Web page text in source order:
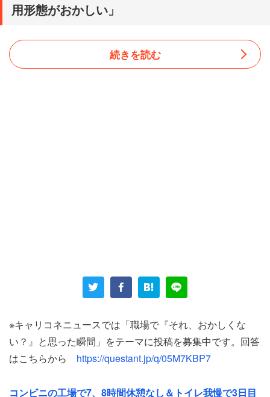
用形態がおかしい」
いう理由で契約社員です。誰よりも働いているのに、契約
社員だから私より年収が低いかもしれません。雇用形態が
おかしいと思っています」
日本では60歳で定年退職と定めている企業が多く、再雇用
続きを読む
※キャリコネニュースでは「職場で『それ、おかしくな
い？』と思った瞬間」をテーマに投稿を募集中です。回答
はこちらから https://questant.jp/q/05M7KBP7
コンビニの工場で7、8時間休憩なし＆トイレ我慢で3日目